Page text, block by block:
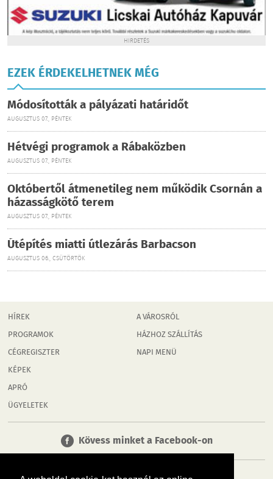
HIRDETÉS
EZEK ÉRDEKELHETNEK MÉG
Módosították a pályázati határidőt
AUGUSZTUS 07., PÉNTEK
Hétvégi programok a Rábaközben
AUGUSZTUS 07., PÉNTEK
Októbertől átmenetileg nem működik Csornán a
házasságkötő terem
AUGUSZTUS 07., PÉNTEK
Útépítés miatti útlezárás Barbacson
AUGUSZTUS 06., CSÜTÖRTÖK
HÍREK
PROGRAMOK
CÉGREGISZTER
KÉPEK
APRÓ
ÜGYELETEK
A VÁROSRÓL
HÁZHOZ SZÁLLÍTÁS
NAPI MENÜ
Kövess minket a Facebook-on